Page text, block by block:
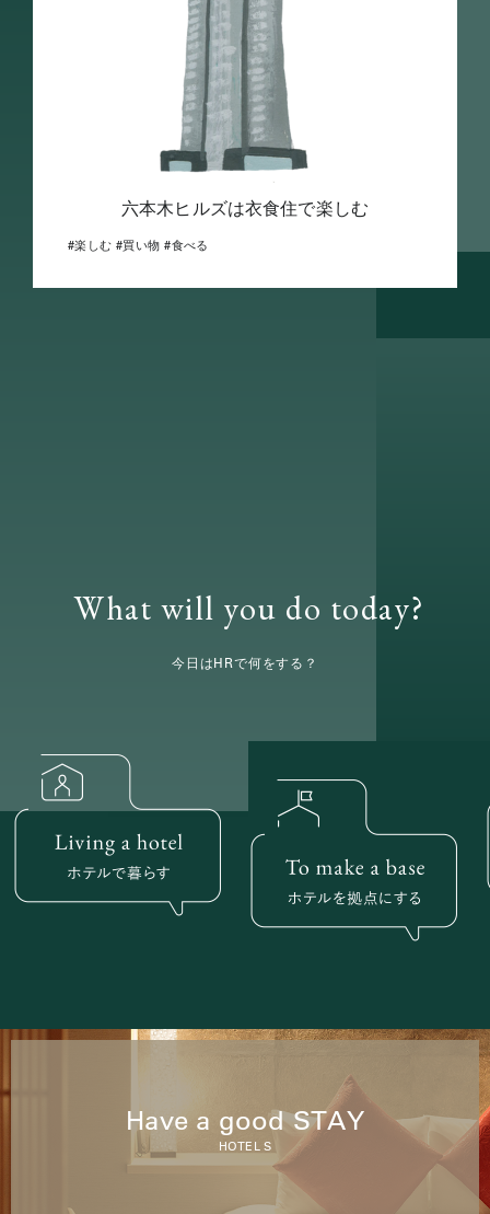
六本木ヒルズは衣食住で楽しむ
楽しむ 買い物 食べる
What will you do today?
今日はHRで何をする？
Have a good STAY
HOTEL S